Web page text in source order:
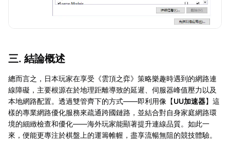
三. 結論概述
總而言之，日本玩家在享受《雲頂之弈》策略樂趣時遇到的網路連
線障礙，主要根源在於地理距離導致的延遲、伺服器峰值壓力以及
本地網路配置。透過雙管齊下的方式——即利用像【UU加速器】這
樣的專業網路優化服務來疏通跨國鏈路，並結合對自身家庭網路環
境的細緻檢查和優化——海外玩家能顯著提升連線品質。如此一
來，便能更專注於棋盤上的運籌帷幄，盡享流暢無阻的競技體驗。